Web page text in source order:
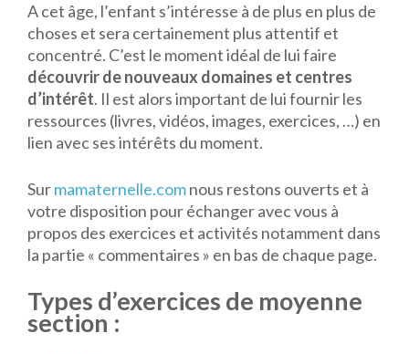
A cet âge, l’enfant s’intéresse à de plus en plus de
choses et sera certainement plus attentif et
concentré. C’est le moment idéal de lui faire
découvrir de nouveaux domaines et centres
d’intérêt. Il est alors important de lui fournir les
ressources (livres, vidéos, images, exercices, …) en
lien avec ses intérêts du moment.
Surmamaternelle.comnous restons ouverts et à
votre disposition pour échanger avec vous à
propos des exercices et activités notamment dans
la partie « commentaires » en bas de chaque page.
Types d’exercices de moyenne
section :